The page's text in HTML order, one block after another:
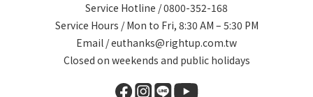
Service Hotline / 0800-352-168
Service Hours / Mon to Fri, 8:30 AM – 5:30 PM
Email / euthanks@rightup.com.tw
Closed on weekends and public holidays